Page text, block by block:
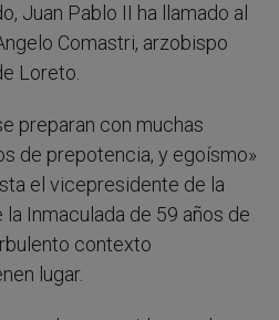
Juan Pablo II ha llamado al
Comastri, arzobispo
Loreto.
preparan con muchas
de prepotencia, y egoísmo»
el vicepresidente de la
Inmaculada de 59 años de
contexto
lugar.